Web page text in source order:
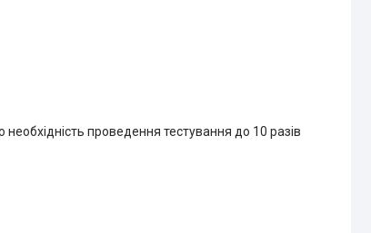
необхідність проведення тестування до 10 разів